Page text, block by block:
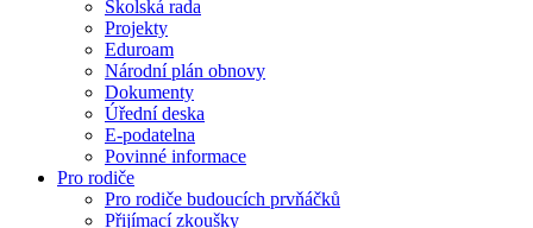
Školská rada
Projekty
Eduroam
Národní plán obnovy
Dokumenty
Úřední deska
E-podatelna
Povinné informace
Pro rodiče
Pro rodiče budoucích prvňáčků
Přijímací zkoušky